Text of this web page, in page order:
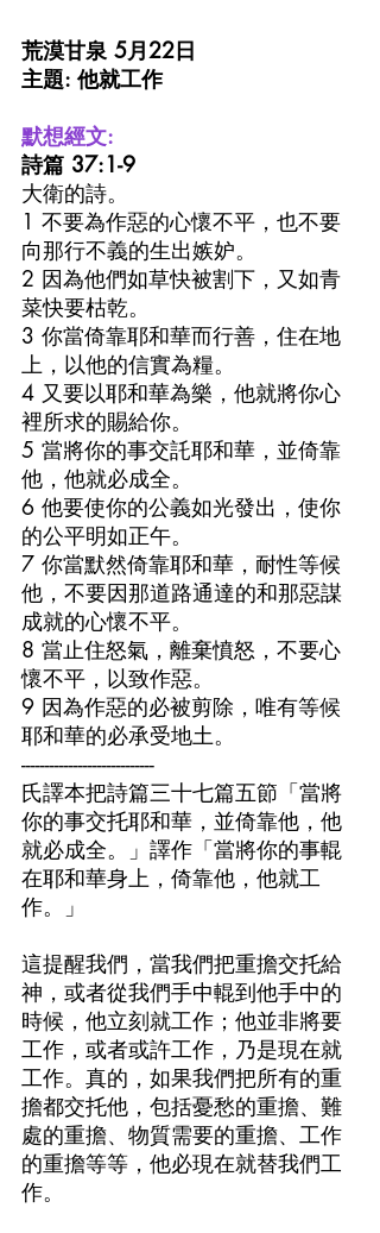
荒漠甘泉 5月22日
主題: 他就工作
默想經文:
詩篇 37:1-9
大衛的詩。
1 不要為作惡的心懷不平，也不要
向那行不義的生出嫉妒。
2 因為他們如草快被割下，又如青
菜快要枯乾。
3 你當倚靠耶和華而行善，住在地
上，以他的信實為糧。
4 又要以耶和華為樂，他就將你心
裡所求的賜給你。
5 當將你的事交託耶和華，並倚靠
他，他就必成全。
6 他要使你的公義如光發出，使你
的公平明如正午。
7 你當默然倚靠耶和華，耐性等候
他，不要因那道路通達的和那惡謀
成就的心懷不平。
8 當止住怒氣，離棄憤怒，不要心
懷不平，以致作惡。
9 因為作惡的必被剪除，唯有等候
耶和華的必承受地土。
----------------------------
氏譯本把詩篇三十七篇五節「當將
你的事交托耶和華，並倚靠他，他
就必成全。」譯作「當將你的事輥
在耶和華身上，倚靠他，他就工
作。」
這提醒我們，當我們把重擔交托給
神，或者從我們手中輥到他手中的
時候，他立刻就工作；他並非將要
工作，或者或許工作，乃是現在就
工作。真的，如果我們把所有的重
擔都交托他，包括憂愁的重擔、難
處的重擔、物質需要的重擔、工作
的重擔等等，他必現在就替我們工
作。